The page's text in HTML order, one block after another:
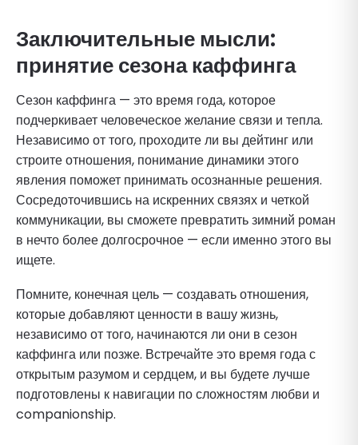
Заключительные мысли:
принятие сезона каффинга
Сезон каффинга — это время года, которое
подчеркивает человеческое желание связи и тепла.
Независимо от того, проходите ли вы дейтинг или
строите отношения, понимание динамики этого
явления поможет принимать осознанные решения.
Сосредоточившись на искренних связях и четкой
коммуникации, вы сможете превратить зимний роман
в нечто более долгосрочное — если именно этого вы
ищете.
Помните, конечная цель — создавать отношения,
которые добавляют ценности в вашу жизнь,
независимо от того, начинаются ли они в сезон
каффинга или позже. Встречайте это время года с
открытым разумом и сердцем, и вы будете лучше
подготовлены к навигации по сложностям любви и
companionship.